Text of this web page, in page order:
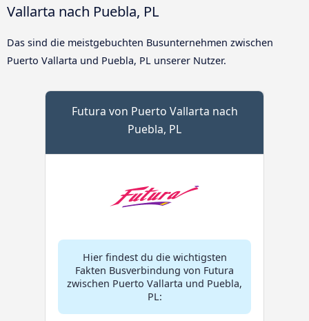
Vallarta nach Puebla, PL
Das sind die meistgebuchten Busunternehmen zwischen
Puerto Vallarta und Puebla, PL unserer Nutzer.
Futura von Puerto Vallarta nach
Puebla, PL
Hier findest du die wichtigsten
Fakten Busverbindung von Futura
zwischen Puerto Vallarta und Puebla,
PL: